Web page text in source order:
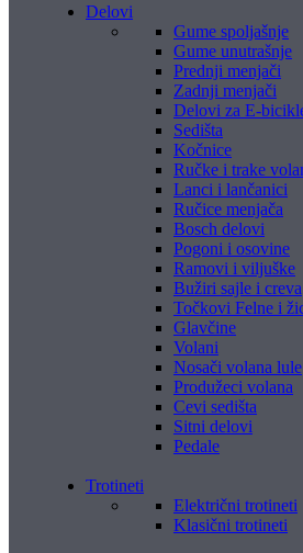
Delovi
Gume spoljašnje
Gume unutrašnje
Prednji menjači
Zadnji menjači
Delovi za E-
Sedišta
Kočnice
Ručke i trake
Lanci i lančanici
Ručice menjača
Bosch delovi
Pogoni i osovine
Ramovi i viljuške
Bužiri sajle i creva
Točkovi Felne i
Glavčine
Volani
Nosači volana lule
Produžeci volana
Cevi sedišta
Sitni delovi
Pedale
Trotineti
Električni trotineti
Klasični trotineti